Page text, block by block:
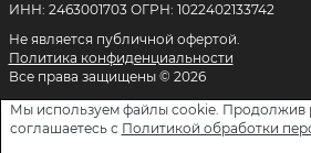
ИНН: 2463001703 ОГРН: 1022402133742
Не является публичной офертой.
Политика конфиденциальности
Все права защищены © 2026
Мы используем файлы cookie. Продолжив
соглашаетесь с Политикой обработки